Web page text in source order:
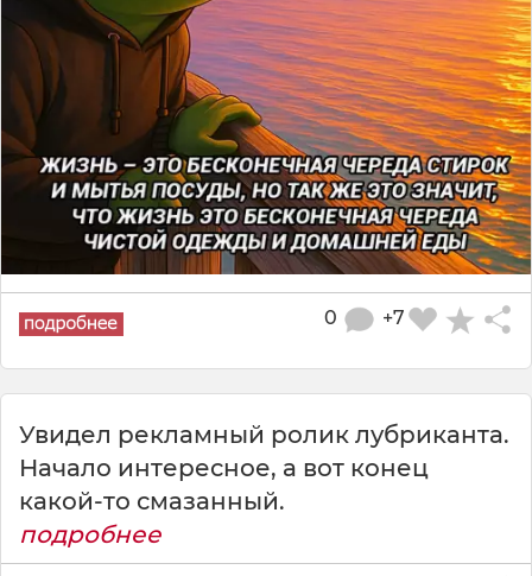
+7
0
Увидел рекламный ролик лубриканта.
Начало интересное, а вот конец
какой-то смазанный.
подробнее